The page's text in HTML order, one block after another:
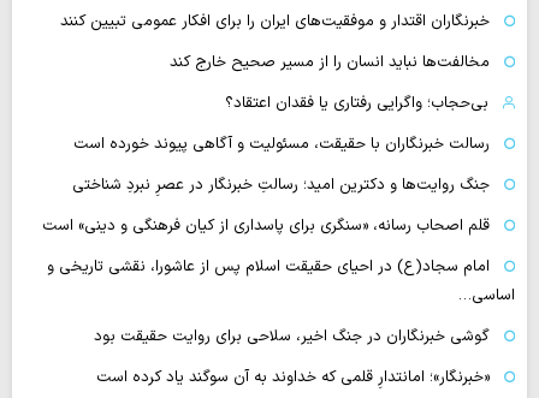
خبرنگاران اقتدار و موفقیت‌های ایران را برای افکار عمومی تبیین کنند
مخالفت‌ها نباید انسان را از مسیر صحیح خارج کند
بی‌حجاب؛ واگرایی رفتاری یا فقدان اعتقاد؟
رسالت خبرنگاران با حقیقت، مسئولیت و آگاهی پیوند خورده است
جنگ روایت‌ها و دکترین امید؛ رسالتِ خبرنگار در عصرِ نبردِ شناختی
قلم اصحاب رسانه، «سنگری برای پاسداری از کیان فرهنگی و دینی» است
امام سجاد(ع) در احیای حقیقت اسلام پس از عاشورا، نقشی تاریخی و
اساسی…
گوشی خبرنگاران در جنگ اخیر، سلاحی برای روایت حقیقت بود
«خبرنگار»؛ امانتدارِ قلمی که خداوند به آن سوگند یاد کرده است